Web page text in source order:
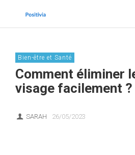
Bien-être et Santé
Comment éliminer
visage facilement ?
SARAH 26/05/2023